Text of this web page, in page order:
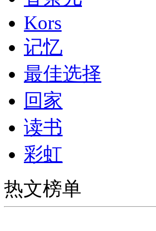
Kors
记忆
最佳选择
回家
读书
彩虹
热文榜单